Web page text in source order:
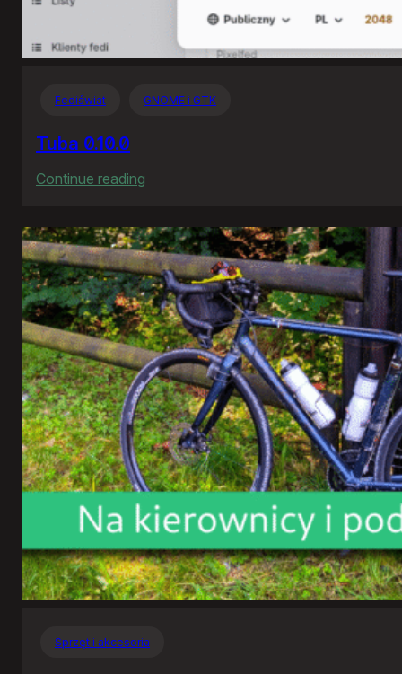
Fediświat GNOME i GTK
Tuba 0.10.0
Continue reading
0.10.0
Sprzęt i akcesoria